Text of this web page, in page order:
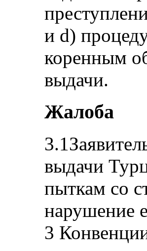
и d)
коренным
выдачи.
Жалоба
выдачи
пыткам со
нарушение
3